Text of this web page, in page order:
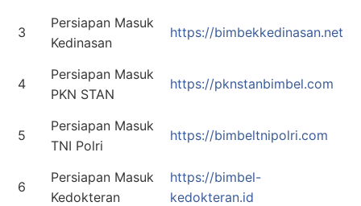
3
Persiapan Masuk
Kedinasan
https://bimbekkedinasan.net
4
Persiapan Masuk
PKN STAN
https://pknstanbimbel.com
5
Persiapan Masuk
TNI Polri
https://bimbeltnipolri.com
6
Persiapan Masuk
Kedokteran
https://bimbel-
kedokteran.id